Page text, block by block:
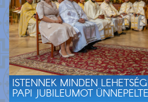
ISTENNEK MINDEN
PAPI JUBILEUMOT